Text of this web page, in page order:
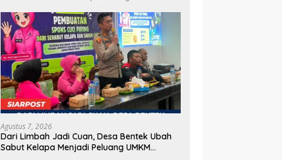
Agustus 7, 2026
Dari Limbah Jadi Cuan, Desa Bentek Ubah
Sabut Kelapa Menjadi Peluang UMKM